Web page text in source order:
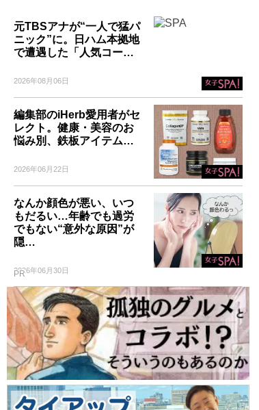
元TBSアナが“一人で猛パ
ニック”に。日ハム本拠地
で遭遇した「人気コー…
2026年08月06日
編集部のiHerb愛用者がセ
レクト。健康・美容のお
悩み別、鉄板アイテム…
2026年06月22日
なんか顔色が悪い、いつ
もだるい…年齢でも過労
でもない“意外な原因”が
隠…
2026年06月30日
PR